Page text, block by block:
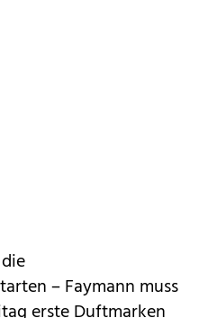
– Faymann muss